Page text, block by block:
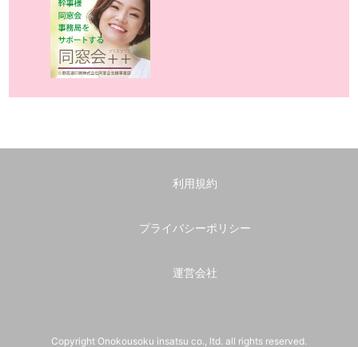
利用規約
プライバシーポリシー
運営会社
Copyright Onokousoku insatsu co., ltd. all rights reserved.